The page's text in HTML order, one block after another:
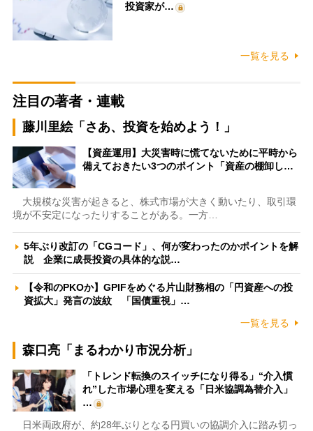
投資家が…
一覧を見る
注目の著者・連載
藤川里絵「さあ、投資を始めよう！」
【資産運用】大災害時に慌てないために平時から
備えておきたい3つのポイント「資産の棚卸し…
大規模な災害が起きると、株式市場が大きく動いたり、取引環
境が不安定になったりすることがある。一方…
5年ぶり改訂の「CGコード」、何が変わったのかポイントを解
説 企業に成長投資の具体的な説…
【令和のPKOか】GPIFをめぐる片山財務相の「円資産への投
資拡大」発言の波紋 「国債重視」…
一覧を見る
森口亮「まるわかり市況分析」
「トレンド転換のスイッチになり得る」“介入慣
れ”した市場心理を変える「日米協調為替介入」
…
日米両政府が、約28年ぶりとなる円買いの協調介入に踏み切っ